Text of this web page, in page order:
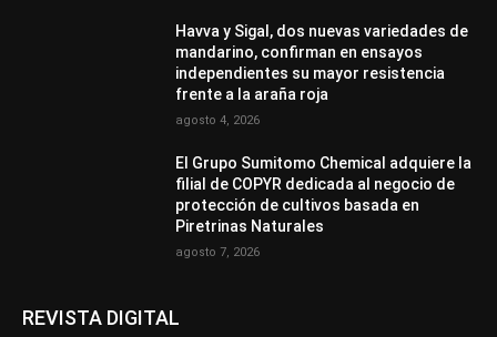
Havva y Sigal, dos nuevas variedades de
mandarino, confirman en ensayos
independientes su mayor resistencia
frente a la araña roja
agosto 4, 2026
El Grupo Sumitomo Chemical adquiere la
filial de COPYR dedicada al negocio de
protección de cultivos basada en
Piretrinas Naturales
agosto 7, 2026
REVISTA DIGITAL